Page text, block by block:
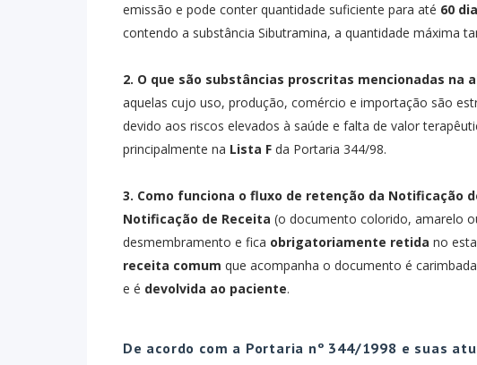
emissão e pode conter quantidade suficiente para até 60
contendo a substância Sibutramina, a quantidade máxima
2. O que são substâncias proscritas mencionadas na
aquelas cujo uso, produção, comércio e importação são
devido aos riscos elevados à saúde e falta de valor
principalmente na Lista F da Portaria 344/98.
3. Como funciona o fluxo de retenção da Notificação
Notificação de Receita (o documento colorido, amarelo
desmembramento e fica obrigatoriamente retida no
receita comum que acompanha o documento é
e é devolvida ao paciente.
De acordo com a Portaria nº 344/1998 e suas